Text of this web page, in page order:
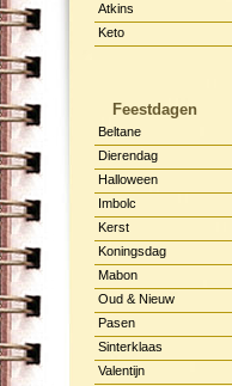
Atkins
Keto
Feestdagen
Beltane
Dierendag
Halloween
Imbolc
Kerst
Koningsdag
Mabon
Oud & Nieuw
Pasen
Sinterklaas
Valentijn